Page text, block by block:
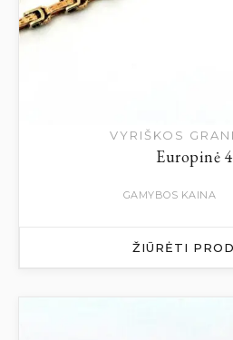
VYRIŠKOS
Europinė
GAMYBOS KAINA
ŽIŪRĖTI